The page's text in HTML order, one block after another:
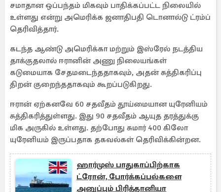
சமாதான ஒப்பந்தம் மிகவும் பாதிக்கப்பட்ட நிலையில்
உள்ளது என்று அமெரிக்க ஜனாதிபதி டொனால்டு ட்ரம்ப்
தெரிவித்தார்.
கடந்த ஆண்டு அமெரிக்கா மற்றும் இஸ்ரேல் நடத்திய
தாக்குதலால் ஈரானின் அணு நிலையங்கள்
கடுமையாக சேதமடைந்ததாகவும், அதன் சுத்திகரிப்பு
திறன் குறைந்ததாகவும் கூறப்படுகிறது.
ஈரான் ஏற்கனவே 60 சதவீதம் தூய்மையான யுரேனியம்
சுத்திகரித்துள்ளது. இது 90 சதவீதம் ஆயுத தரத்துக்கு
மிக அருகில் உள்ளது. தற்போது சுமார் 400 கிலோ
யுரேனியம் இருப்பதாக தகவல்கள் தெரிவிக்கின்றன.
ஹார்முஸ் பாதுகாப்பிற்காக
ட்ரோன், போர்க்கப்பல்களை
அனுப்பும் பிரித்தானியா